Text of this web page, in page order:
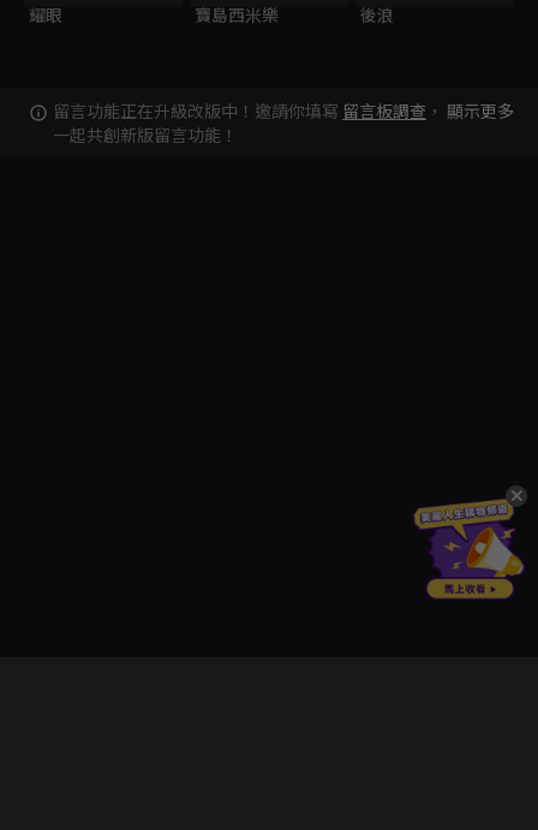
耀眼 寶島西米樂 後浪
留言功能正在升級改版中！邀請你填寫 留言板調查 ，
一起共創新版留言功能！
顯示更多